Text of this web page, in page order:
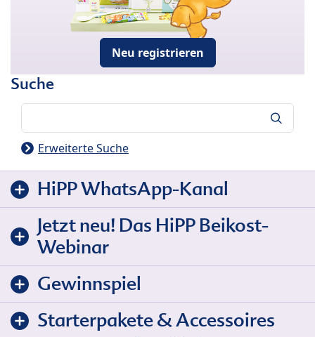
Neu registrieren
Suche
Erweiterte Suche
HiPP WhatsApp-Kanal
Jetzt neu! Das HiPP Beikost-
Webinar
Gewinnspiel
Starterpakete & Accessoires